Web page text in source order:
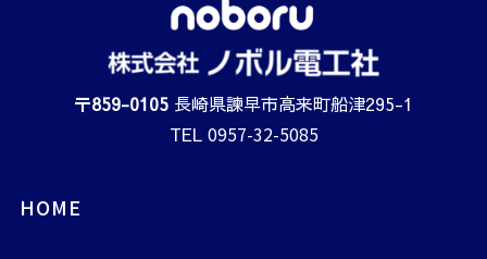
〒859-0105 長崎県諫早市高来町船津295-1
TEL 0957-32-5085
HOME